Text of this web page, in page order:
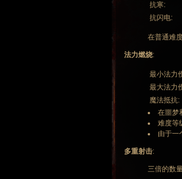
抗寒:
抗闪电:
在普通难
法力燃烧:
最小法力
最大法力
魔法抵抗:
在噩梦
难度等
由于一
多重射击:
三倍的数